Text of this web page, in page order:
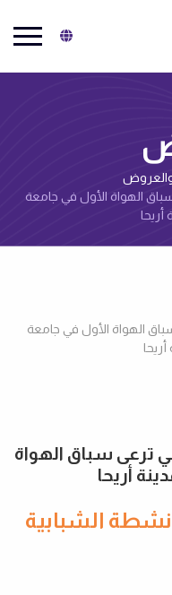
الهواة الأول في جامعة
أريحا
ترعى سباق الهواة
أريحا
الشبابية